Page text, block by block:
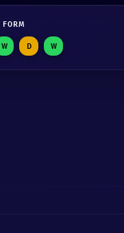
FORM
W D W